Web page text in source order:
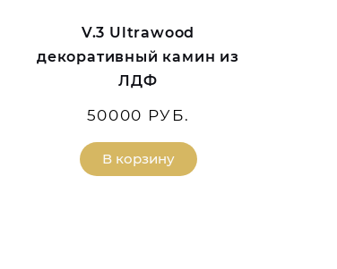
V.3 Ultrawood
декоративный камин из
ЛДФ
50000 РУБ.
В корзину